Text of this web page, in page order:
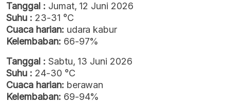
Tanggal : Jumat, 12 Juni 2026
Suhu : 23-31 °C
Cuaca harian: udara kabur
Kelembaban: 66-97%
Tanggal : Sabtu, 13 Juni 2026
Suhu : 24-30 °C
Cuaca harian: berawan
Kelembaban: 69-94%